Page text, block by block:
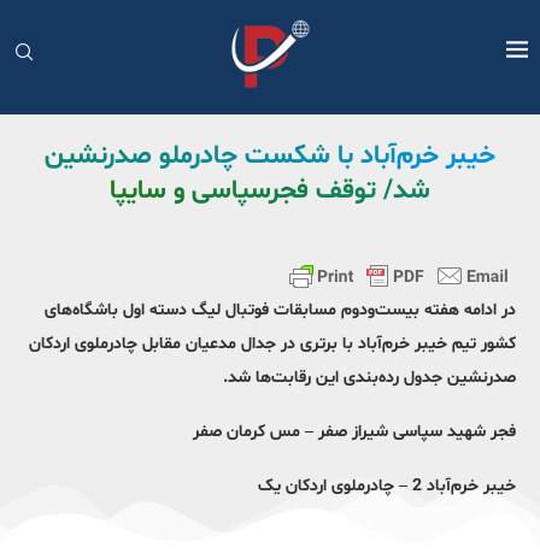
خیبر خرم‌آباد با شکست چادرملو صدرنشین
شد/ توقف فجرسپاسی و سایپا
در ادامه هفته بیست‌ودوم مسابقات فوتبال لیگ دسته اول باشگاه‌های
کشور تیم خیبر خرم‌آباد با برتری در جدال مدعیان مقابل چادرملوی اردکان
صدرنشین جدول رده‌بندی این رقابت‌ها شد.
فجر شهید سپاسی شیراز صفر – مس کرمان صفر
خیبر خرم‌آباد 2 – چادرملوی اردکان یک